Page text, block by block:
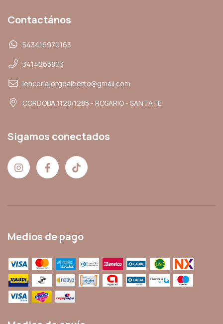
Contactános
543416970163
3414265803
lenceriajorgealberto@gmail.com
CORDOBA 1128/1285 - ROSARIO - SANTA FE
Sigamos conectados
Medios de pago